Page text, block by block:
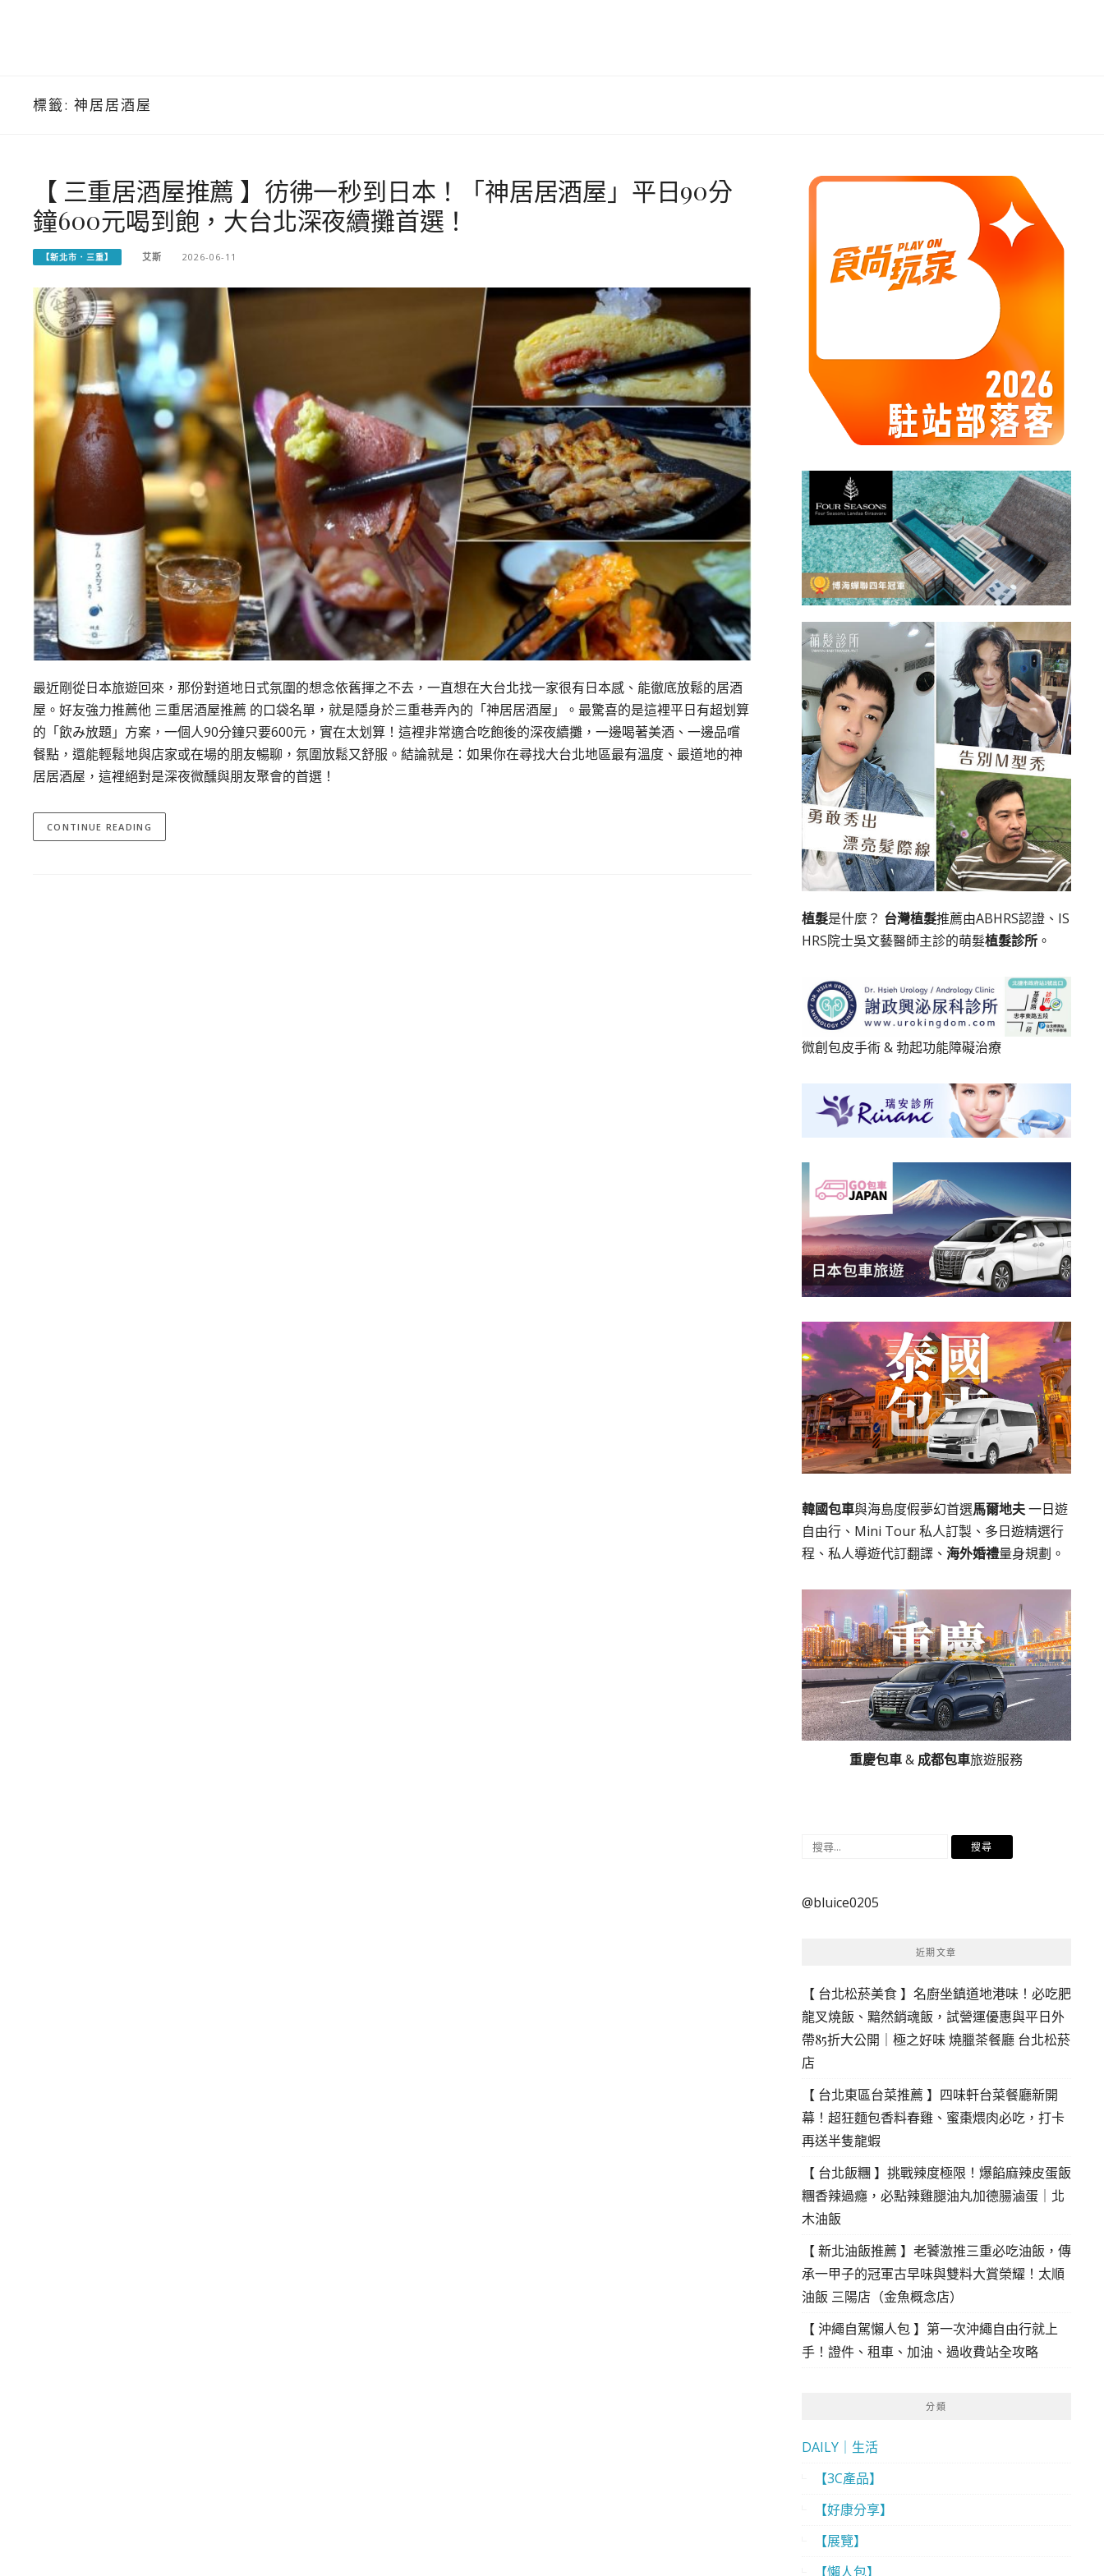
標籤: 神居居酒屋
【 三重居酒屋推薦 】彷彿一秒到日本！「神居居酒屋」平日90分
鐘600元喝到飽，大台北深夜續攤首選！
【新北市．三重】 艾斯 2026-06-11
最近剛從日本旅遊回來，那份對道地日式氛圍的想念依舊揮之不去，一直想在大台北找一家很有日本感、能徹底放鬆的居酒
屋。好友強力推薦他 三重居酒屋推薦 的口袋名單，就是隱身於三重巷弄內的「神居居酒屋」。最驚喜的是這裡平日有超划算
的「飲み放題」方案，一個人90分鐘只要600元，實在太划算！這裡非常適合吃飽後的深夜續攤，一邊喝著美酒、一邊品嚐
餐點，還能輕鬆地與店家或在場的朋友暢聊，氛圍放鬆又舒服。結論就是：如果你在尋找大台北地區最有溫度、最道地的神
居居酒屋，這裡絕對是深夜微醺與朋友聚會的首選！
CONTINUE READING
植髮是什麼？ 台灣植髮推薦由ABHRS認證、IS
HRS院士吳文藝醫師主診的萌髮植髮診所。
微創包皮手術&勃起功能障礙治療
韓國包車與海島度假夢幻首選馬爾地夫一日遊
自由行、Mini Tour 私人訂製、多日遊精選行
程、私人導遊代訂翻譯、 海外婚禮量身規劃。
重慶包車& 成都包車旅遊服務
搜
鍵
@bluice0205
近期文章
【 台北松菸美食 】名廚坐鎮道地港味！必吃肥
龍叉燒飯、黯然銷魂飯，試營運優惠與平日外
帶85折大公開｜極之好味 燒臘茶餐廳 台北松菸
店
【 台北東區台菜推薦 】四味軒台菜餐廳新開
幕！超狂麵包香料春雞、蜜棗煨肉必吃，打卡
再送半隻龍蝦
【 台北飯糰 】挑戰辣度極限！爆餡麻辣皮蛋飯
糰香辣過癮，必點辣雞腿油丸加德腸滷蛋｜北
木油飯
【 新北油飯推薦 】老饕激推三重必吃油飯，傳
承一甲子的冠軍古早味與雙料大賞榮耀！太順
油飯 三陽店（金魚概念店）
【 沖繩自駕懶人包 】第一次沖繩自由行就上
手！證件、租車、加油、過收費站全攻略
分類
DAILY｜生活
【3C產品】
【好康分享】
【展覽】
【懶人包】